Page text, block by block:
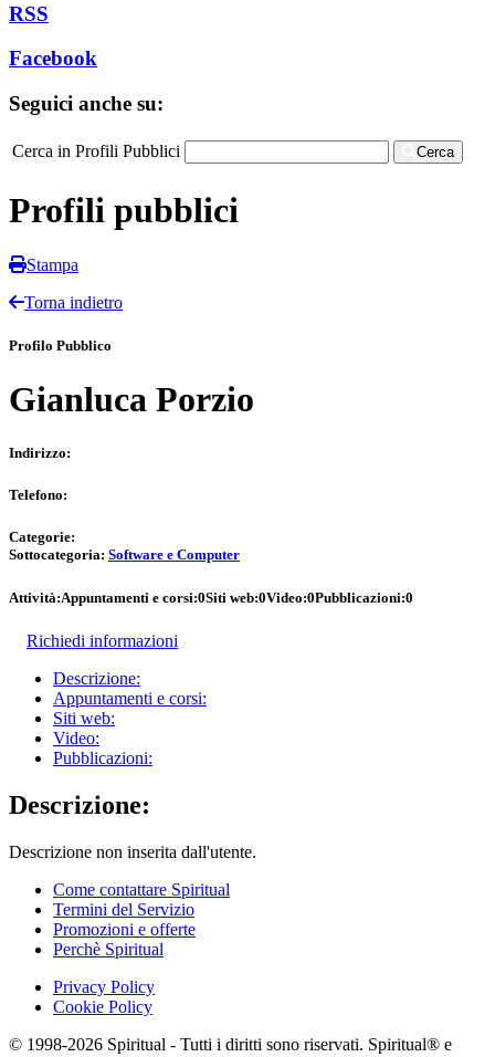
RSS
Facebook
Seguici anche su:
Cerca in Profili Pubblici Cerca
Profili pubblici
Stampa
Torna indietro
Profilo Pubblico
Gianluca Porzio
Indirizzo:
Telefono:
Categorie:
Sottocategoria: Software e Computer
Attività:Appuntamenti e corsi:0Siti web:0Video:0Pubblicazioni:0
Richiedi informazioni
Descrizione:
Appuntamenti e corsi:
Siti web:
Video:
Pubblicazioni:
Descrizione:
Descrizione non inserita dall'utente.
Come contattare Spiritual
Termini del Servizio
Promozioni e offerte
Perchè Spiritual
Privacy Policy
Cookie Policy
© 1998-2026 Spiritual - Tutti i diritti sono riservati. Spiritual® e